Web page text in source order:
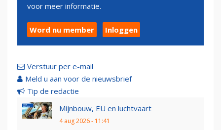
voor meer informatie.
Word nu member Inloggen
Verstuur per e-mail
Meld u aan voor de nieuwsbrief
Tip de redactie
Mijnbouw, EU en luchtvaart
4 aug 2026 - 11:41